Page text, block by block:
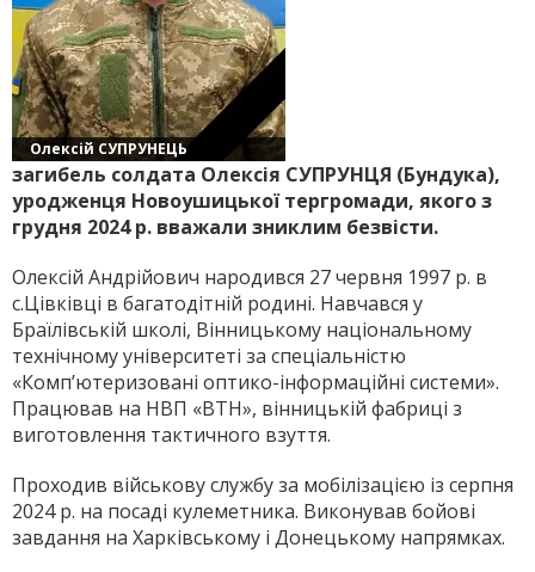
Олексій СУПРУНЕЦЬ
загибель солдата Олексія СУПРУНЦЯ (Бундука),
уродженця Новоушицької тергромади, якого з
грудня 2024 р. вважали зниклим безвісти.
Олексій Андрійович народився 27 червня 1997 р. в
с.Цівківці в багатодітній родині. Навчався у
Браїлівській школі, Вінницькому національному
технічному університеті за спеціальністю
«Комп’ютеризовані оптико-інформаційні системи».
Працював на НВП «ВТН», вінницькій фабриці з
виготовлення тактичного взуття.
Проходив військову службу за мобілізацією із серпня
2024 р. на посаді кулеметника. Виконував бойові
завдання на Харківському і Донецькому напрямках.